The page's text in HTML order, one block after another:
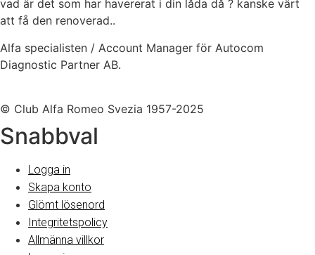
vad är det som har havererat i din låda då ? kanske värt
att få den renoverad..
Alfa specialisten / Account Manager för Autocom
Diagnostic Partner AB.
© Club Alfa Romeo Svezia 1957-2025
Snabbval
Logga in
Skapa konto
Glömt lösenord
Integritetspolicy
Allmänna villkor